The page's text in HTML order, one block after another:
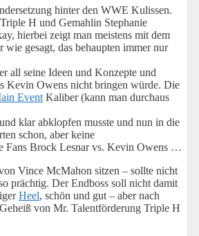
hinter den WWE Kulissen.
H und Gemahlin Stephanie
hierbei zeigt man meistens mit dem
gesagt, das behaupten immer nur
all seine Ideen und Konzepte und
Kevin Owens nicht bringen würde. Die
Event Kaliber (kann man durchaus
klar abklopfen musste und nun in die
schon, aber keine
Fans Brock Lesnar vs. Kevin Owens …
Vince McMahon sitzen – sollte nicht
prächtig. Der Endboss soll nicht damit
Heel, schön und gut – aber nach
von Mr. Talentförderung Triple H